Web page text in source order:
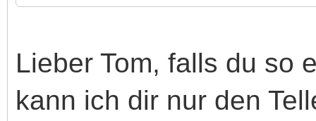
Lieber Tom, falls du so
kann ich dir nur den